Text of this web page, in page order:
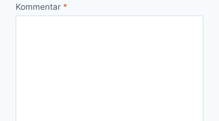
Kommentar *